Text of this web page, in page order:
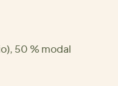
50 % modal